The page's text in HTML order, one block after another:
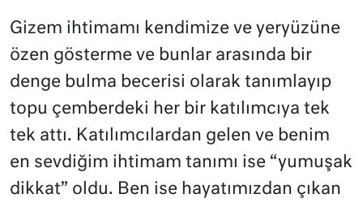
Gizem ihtimamı kendimize ve yeryüzüne
özen gösterme ve bunlar arasında bir
denge bulma becerisi olarak tanımlayıp
topu çemberdeki her bir katılımcıya tek
tek attı. Katılımcılardan gelen ve benim
en sevdiğim ihtimam tanımı ise “yumuşak
dikkat” oldu. Ben ise hayatımızdan çıkan